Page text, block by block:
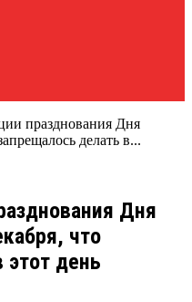
празднования Дня
делать в...
Дня
что
день